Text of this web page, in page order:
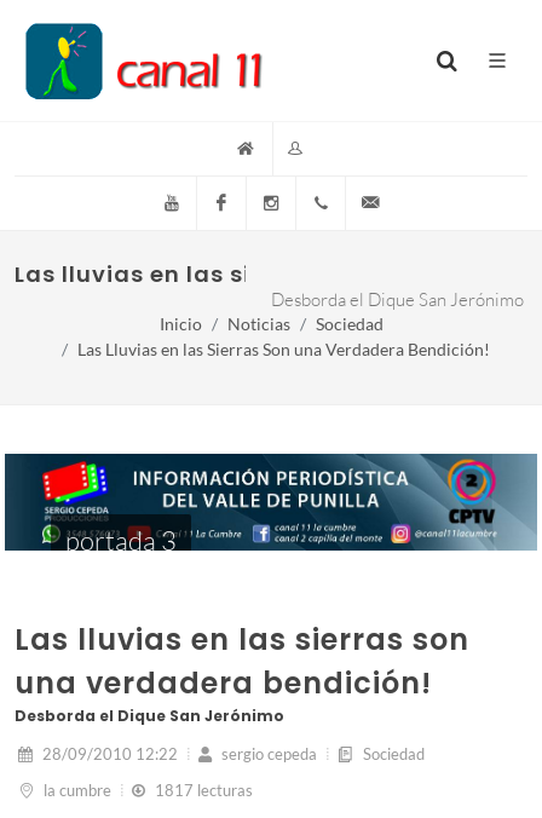
YouTube FacebookInstagram(+54)(9)3548-576073
Las lluvias en las sierras son una
Desborda el Dique San Jerónimo
Inicio Noticias
Sociedad
Las Lluvias en las Sierras Son una Verdadera Bendición!
portada 3
Las lluvias en las sierras son
una verdadera bendición!
Desborda el Dique San Jerónimo
28/09/2010 12:22 sergio cepeda
Sociedad
la cumbre
1817 lecturas